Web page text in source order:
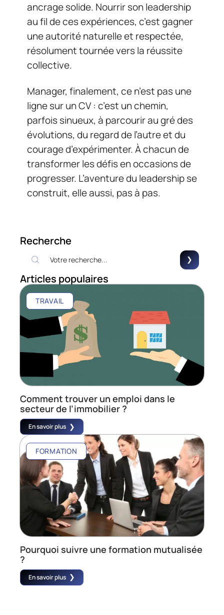
ancrage solide. Nourrir son leadership
au fil de ces expériences, c’est gagner
une autorité naturelle et respectée,
résolument tournée vers la réussite
collective.
Manager, finalement, ce n’est pas une
ligne sur un CV : c’est un chemin,
parfois sinueux, à parcourir au gré des
évolutions, du regard de l’autre et du
courage d’expérimenter. À chacun de
transformer les défis en occasions de
progresser. L’aventure du leadership se
construit, elle aussi, pas à pas.
Recherche
Articles populaires
TRAVAIL
Comment trouver un emploi dans le
secteur de l’immobilier ?
En savoir plus
FORMATION
Pourquoi suivre une formation mutualisée
?
En savoir plus